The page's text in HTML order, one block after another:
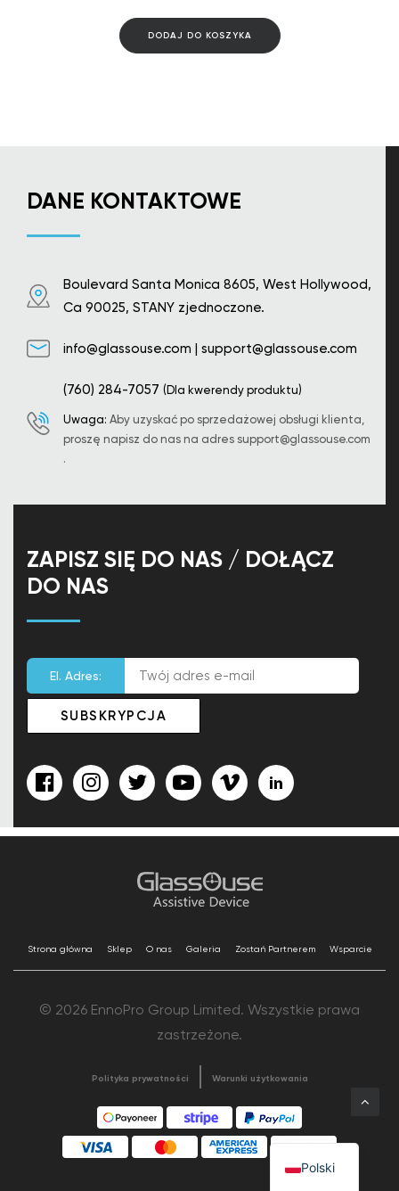
DODAJ DO KOSZYKA
DANE KONTAKTOWE
Boulevard Santa Monica 8605, West Hollywood,
Ca 90025, STANY zjednoczone.
info@glassouse.com | support@glassouse.com
(760) 284-7057 (Dla kwerendy produktu)
Uwaga: Aby uzyskać po sprzedażowej obsługi klienta,
proszę napisz do nas na adres support@glassouse.com
.
ZAPISZ SIĘ DO NAS / DOŁĄCZ
DO NAS
El. Adres:
Strona główna Sklep O nas Galeria Zostań Partnerem Wsparcie
© 2026 EnnoPro Group Limited. Wszystkie prawa
zastrzeżone.
Polityka prywatności Warunki użytkowania
Polski